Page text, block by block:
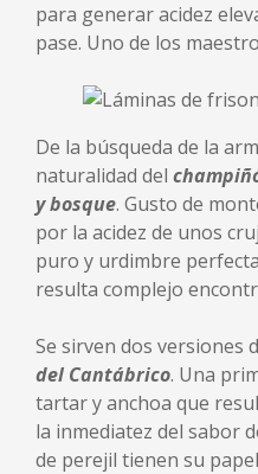
para generar acidez
pase. Uno de los
De la búsqueda de la
naturalidad del
y bosque. Gusto de
por la acidez de unos
puro y urdimbre
resulta complejo
Se sirven dos versiones
del Cantábrico. Una
tartar y anchoa que
la inmediatez del sabor
de perejil tienen su